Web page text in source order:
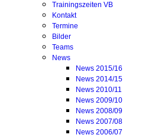
Trainingszeiten VB
Kontakt
Termine
Bilder
Teams
News
News 2015/16
News 2014/15
News 2010/11
News 2009/10
News 2008/09
News 2007/08
News 2006/07